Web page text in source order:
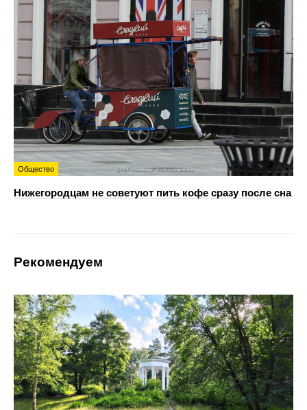
Общество
Нижегородцам не советуют пить кофе сразу после сна
Рекомендуем